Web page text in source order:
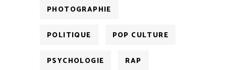
PHOTOGRAPHIE
POLITIQUE POP CULTURE
PSYCHOLOGIE RAP